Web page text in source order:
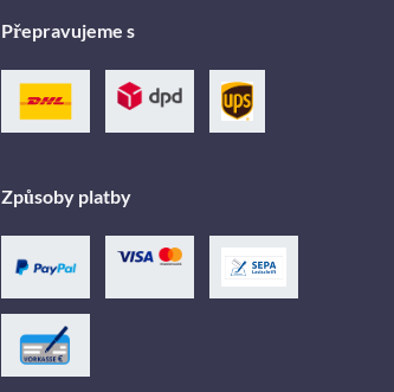
Přepravujeme s
Způsoby platby